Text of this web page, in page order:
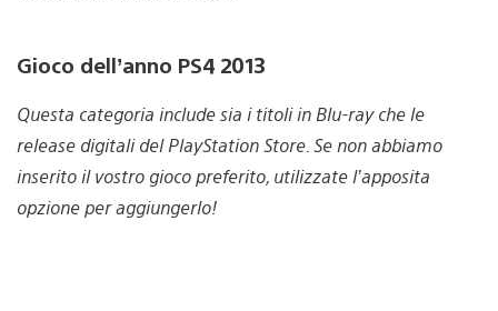
Gioco dell’anno PS4 2013
Questa categoria include sia i titoli in Blu-ray che le
release digitali del PlayStation Store. Se non abbiamo
inserito il vostro gioco preferito, utilizzate l’apposita
opzione per aggiungerlo!